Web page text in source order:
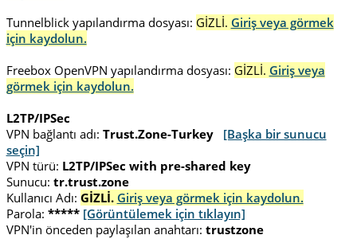
Tunnelblick yapılandırma dosyası: GİZLİ. Giriş veya görmek
için kaydolun.
Freebox OpenVPN yapılandırma dosyası: GİZLİ. Giriş veya
görmek için kaydolun.
L2TP/IPSec
VPN bağlantı adı: Trust.Zone-Turkey
[Başka bir sunucu
seçin]
VPN türü: L2TP/IPSec with pre-shared key
Sunucu: tr.trust.zone
Kullanıcı Adı: GİZLİ. Giriş veya görmek için kaydolun.
Parola: ***** [Görüntülemek için tıklayın]
VPN'in önceden paylaşılan anahtarı: trustzone